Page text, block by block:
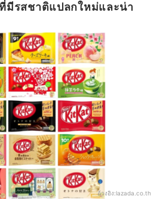
มีรสชาติแปลกใหม่และน่า
อ้างอิง:lazada.co.th